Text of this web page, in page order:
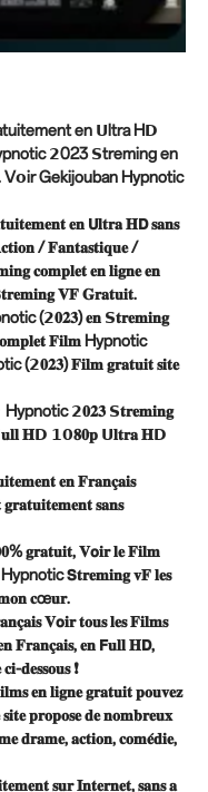
en 𝗨ltra H𝗗
𝟮023 𝗦treming en
Gekijouban Hypnotic
𝐞𝐧 𝗨𝐥𝐭𝐫𝐚 𝐇𝗗 𝐬𝐚𝐧𝐬
/ 𝐅𝐚𝐧𝐭𝐚𝐬𝐭𝐢𝐪𝐮𝐞 /
𝐜𝐨𝐦𝐩𝐥𝐞𝐭 𝐞𝐧 𝐥𝐢𝐠𝐧𝐞 𝐞𝐧
𝐕𝐅 𝐆𝐫𝐚𝐭𝐮𝐢𝐭.
(𝟮𝟎𝟐𝟑) 𝐞𝐧 𝗦𝐭𝐫𝐞𝐦𝐢𝐧𝐠
𝐅𝐢𝐥𝐦 Hypnotic
(𝟮𝟎𝟐𝟑) 𝐅𝐢𝐥𝐦 𝐠𝐫𝐚𝐭𝐮𝐢𝐭 𝐬𝐢𝐭𝐞
Hypnotic 𝟮𝟎𝟐𝟑 𝗦𝐭𝐫𝐞𝐦𝐢𝐧𝐠
𝐇𝗗 𝟭𝟬𝟖𝟎𝐩 𝗨𝐥𝐭𝐫𝐚 𝐇𝗗
𝐞𝐧 𝐅𝐫𝐚𝐧𝐜̧𝐚𝐢𝐬
𝐬𝐚𝐧𝐬
𝐠𝐫𝐚𝐭𝐮𝐢𝐭, 𝐕𝗼𝐢𝐫 𝐥𝐞 𝐅𝐢𝐥𝐦
Hypnotic 𝗦𝐭𝐫𝐞𝐦𝐢𝐧𝐠 𝐯𝐅 𝐥𝐞𝐬
𝐦𝐨𝐧 𝐜œ𝐮𝐫.
𝐕𝗼𝐢𝐫 𝐭𝐨𝐮𝐬 𝐥𝐞𝐬 𝐅𝐢𝐥𝐦𝐬
𝐅𝐫𝐚𝐧𝐜̧𝐚𝐢𝐬, 𝐞𝐧 𝗙𝐮𝐥𝐥 𝐇𝗗,
𝐝𝐞𝐬𝐬𝐨𝐮𝐬 ❗
𝐞𝐧 𝐥𝐢𝐠𝐧𝐞 𝐠𝐫𝐚𝐭𝐮𝐢𝐭 𝐩𝐨𝐮𝐯𝐞𝐳
𝐬𝐢𝐭𝐞 𝐩𝐫𝐨𝐩𝐨𝐬𝐞 𝐝𝐞 𝐧𝐨𝐦𝐛𝐫𝐞𝐮𝐱
𝐝𝐫𝐚𝐦𝐞, 𝐚𝐜𝐭𝐢𝐨𝐧, 𝐜𝐨𝐦𝐞́𝐝𝐢𝐞,
𝐬𝐮𝐫 𝐈𝐧𝐭𝐞𝐫𝐧𝐞𝐭, 𝐬𝐚𝐧𝐬 𝐚